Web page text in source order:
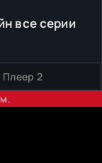
все серии
Плеер 2